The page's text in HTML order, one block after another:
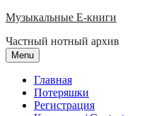
Skip
content
Музыкальные E-книги
Частный нотный архив
Menu
Главная
Потеряшки
Регистрация